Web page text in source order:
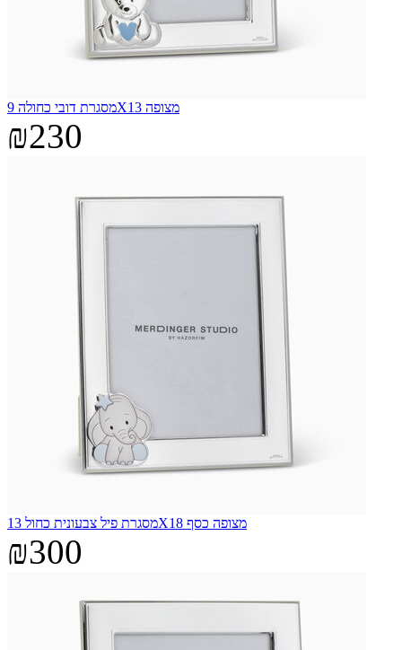
מסגרת דובי כחולה 9X13 מצופה
₪230
מסגרת פיל צבעונית כחול 13X18 מצופה כסף
₪300